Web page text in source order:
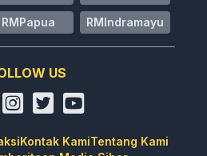
RMPapua RMIndramayu
US
Kontak KamiTentang Kami